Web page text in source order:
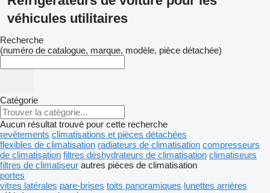
véhicules utilitaires
Recherche
(numéro de catalogue, marque, modèle, pièce détachée)
Catégorie
Aucun résultat trouvé pour cette recherche
revêtements climatisations et pièces détachées
flexibles de climatisation radiateurs de climatisation compresseurs
de climatisation filtres déshydrateurs de climatisation climatiseurs
filtres de climatiseur autres pièces de climatisation
portes
vitres latérales pare-brises toits panoramiques lunettes arrières